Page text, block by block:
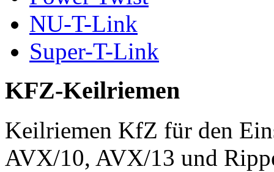
NU-T-Link
Super-T-Link
KFZ-Keilriemen
Keilriemen KfZ für den
AVX/10, AVX/13 und